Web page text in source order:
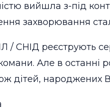
вийшла з-під
захворювання
/ СНІД реєструють
Але в
дітей, народжених